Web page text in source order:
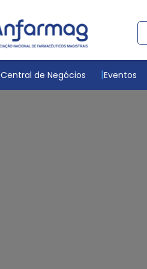
Central de Negócios Eventos